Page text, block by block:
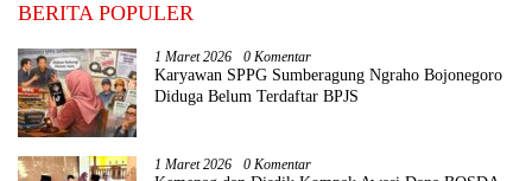
BERITA POPULER
1 Maret 2026 0 Komentar
Karyawan SPPG Sumberagung Ngraho Bojonegoro
Diduga Belum Terdaftar BPJS
1 Maret 2026 0 Komentar